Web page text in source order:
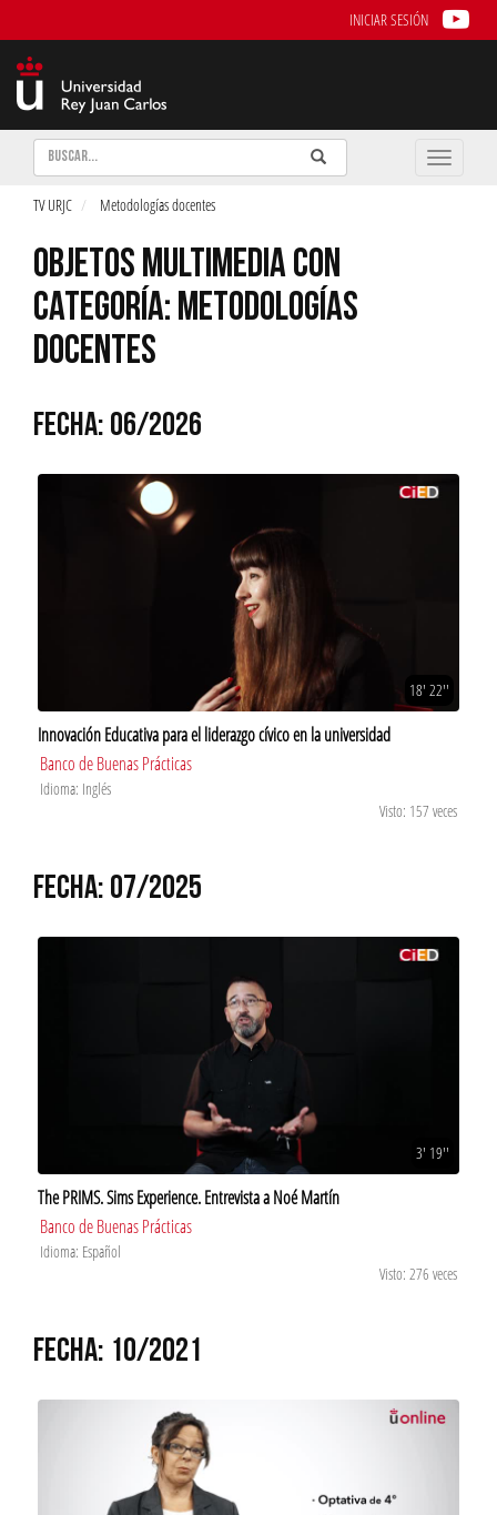
INICIAR SESIÓN
Buscar Enviar
Buscar
Toggle
TV URJC Metodologías docentes
OBJETOS MULTIMEDIA CON
CATEGORÍA: METODOLOGÍAS
DOCENTES
FECHA: 06/2026
18' 22''
Innovación Educativa para el liderazgo cívico en la universidad
Banco de Buenas Prácticas
Idioma: Inglés
Visto: 157 veces
FECHA: 07/2025
3' 19''
The PRIMS. Sims Experience. Entrevista a Noé Martín
Banco de Buenas Prácticas
Idioma: Español
Visto: 276 veces
FECHA: 10/2021